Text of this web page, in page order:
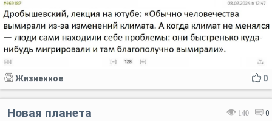
0
Жизненное
140 0
Новая планета